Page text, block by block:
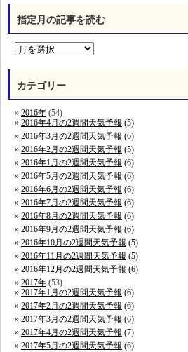
指定月の記事を読む
カテゴリー
2016年 (54)
2016年4月の2週間天気予報 (5)
2016年3月の2週間天気予報 (6)
2016年2月の2週間天気予報 (5)
2016年1月の2週間天気予報 (6)
2016年5月の2週間天気予報 (6)
2016年6月の2週間天気予報 (6)
2016年7月の2週間天気予報 (6)
2016年8月の2週間天気予報 (6)
2016年9月の2週間天気予報 (6)
2016年10月の2週間天気予報 (5)
2016年11月の2週間天気予報 (5)
2016年12月の2週間天気予報 (6)
2017年 (53)
2017年1月の2週間天気予報 (6)
2017年2月の2週間天気予報 (6)
2017年3月の2週間天気予報 (6)
2017年4月の2週間天気予報 (7)
2017年5月の2週間天気予報 (6)